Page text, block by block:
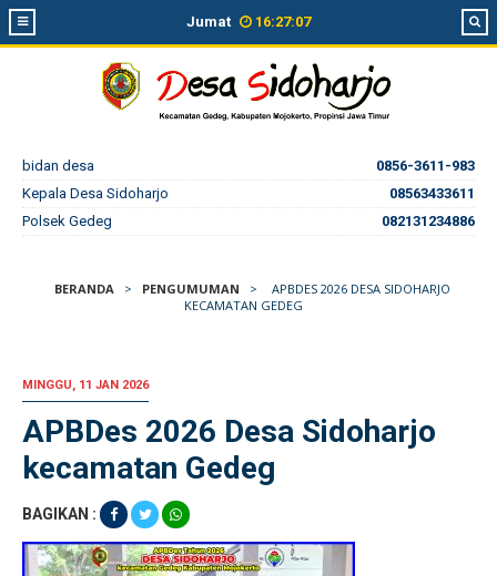
Jumat 16:27:07
bidan desa
0856-3611-983
Kepala Desa Sidoharjo
08563433611
Polsek Gedeg
082131234886
BERANDA > PENGUMUMAN >
APBDES 2026 DESA SIDOHARJO
KECAMATAN GEDEG
MINGGU, 11 JAN 2026
APBDes 2026 Desa Sidoharjo
kecamatan Gedeg
BAGIKAN :